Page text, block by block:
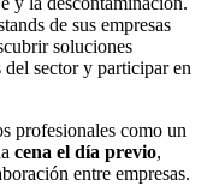
de sus empresas
soluciones
del sector y participar en
profesionales como un
cena el día previo,
entre empresas.